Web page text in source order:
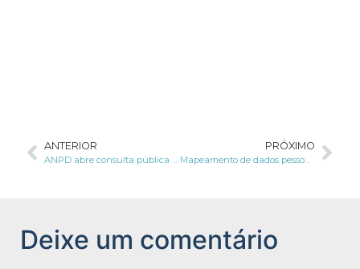
ANTERIOR
ANPD abre consulta pública sobre norma de fiscalização
PRÓXIMO
Mapeamento de dados pessoais: o coração do projeto!
Deixe um comentário